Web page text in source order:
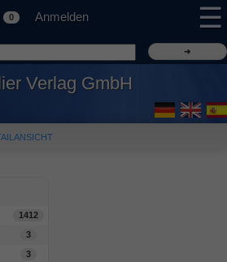
0 Anmelden ☰
Verlag GmbH
1412
3
3